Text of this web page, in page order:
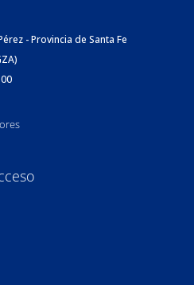
- Provincia de Santa Fe